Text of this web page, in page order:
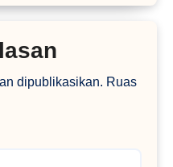
dipublikasikan. Ruas